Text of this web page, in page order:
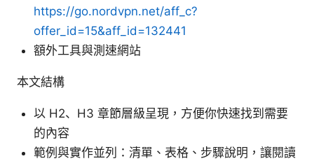
https://go.nordvpn.net/aff_c?
offer_id=15&aff_id=132441
額外工具與測速網站
本文結構
以 H2、H3 章節層級呈現，方便你快速找到需要
的內容
範例與實作並列：清單、表格、步驟說明，讓閱讀